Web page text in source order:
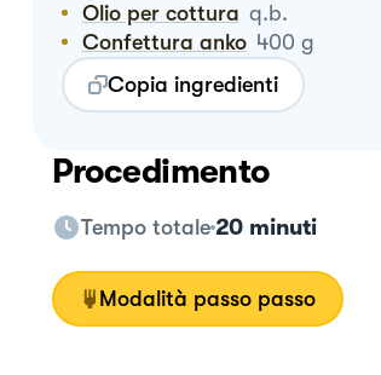
Olio per cottura q.b.
Confettura anko 400 g
Copia ingredienti
Procedimento
Tempo totale 20 minuti
Modalità passo passo